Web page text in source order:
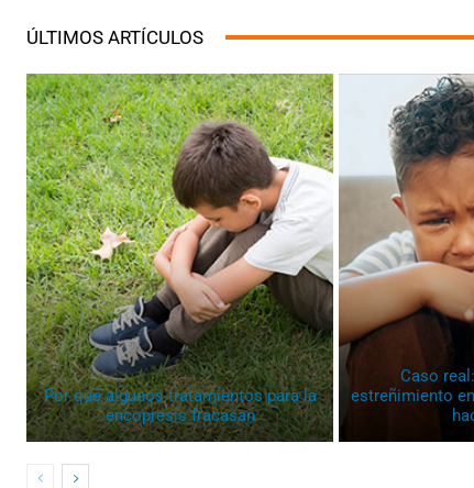
ÚLTIMOS ARTÍCULOS
Por qué algunos tratamientos para la
encopresis fracasan
Caso
estreñimiento